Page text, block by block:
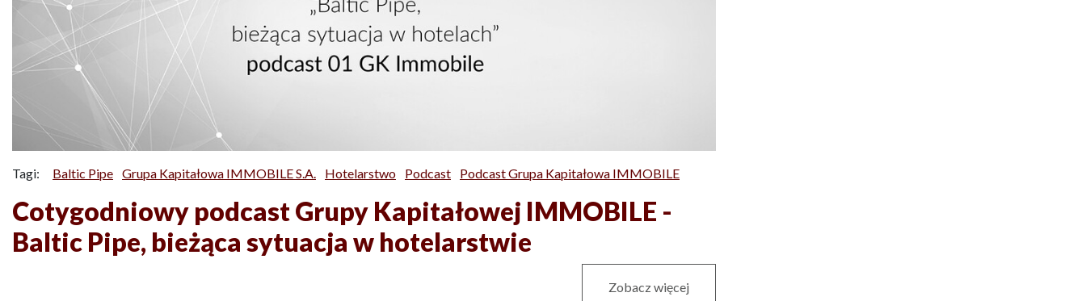
Tagi: Baltic Pipe Grupa Kapitałowa IMMOBILE S.A. Hotelarstwo Podcast Podcast Grupa Kapitałowa IMMOBILE
Cotygodniowy podcast Grupy Kapitałowej IMMOBILE -
Baltic Pipe, bieżąca sytuacja w hotelarstwie
Zobacz więcej